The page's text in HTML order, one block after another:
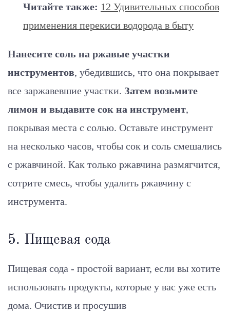
Читайте также: 12 Удивительных способов
применения перекиси водорода в быту
Нанесите соль на ржавые участки
инструментов, убедившись, что она покрывает
все заржавевшие участки. Затем возьмите
лимон и выдавите сок на инструмент,
покрывая места с солью. Оставьте инструмент
на несколько часов, чтобы сок и соль смешались
с ржавчиной. Как только ржавчина размягчится,
сотрите смесь, чтобы удалить ржавчину с
инструмента.
5. Пищевая сода
Пищевая сода - простой вариант, если вы хотите
использовать продукты, которые у вас уже есть
дома. Очистив и просушив